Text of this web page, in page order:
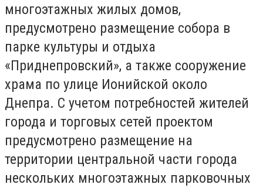
многоэтажных жилых домов,
предусмотрено размещение собора в
парке культуры и отдыха
«Приднепровский», а также сооружение
храма по улице Ионийской около
Днепра. С учетом потребностей жителей
города и торговых сетей проектом
предусмотрено размещение на
территории центральной части города
нескольких многоэтажных парковочных